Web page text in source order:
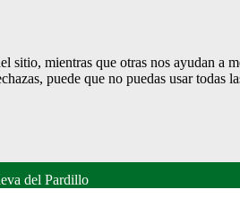
del Pardillo
mientras que otras nos ayudan
puede que no puedas usar todas